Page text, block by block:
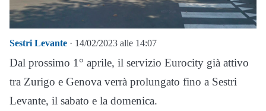
Sestri Levante · 14/02/2023 alle 14:07
Dal prossimo 1° aprile, il servizio Eurocity già attivo
tra Zurigo e Genova verrà prolungato fino a Sestri
Levante, il sabato e la domenica.